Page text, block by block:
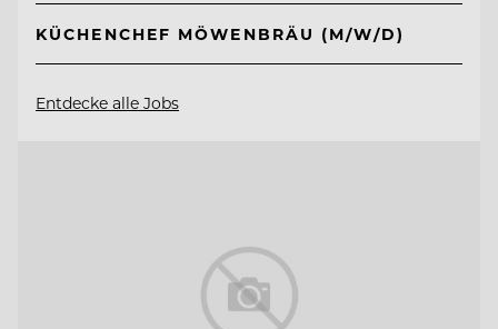
KÜCHENCHEF MÖWENBRÄU (M/W/D)
Entdecke alle Jobs